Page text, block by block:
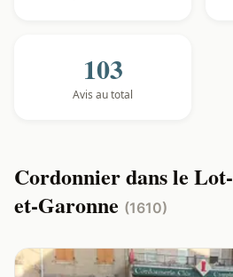
103
Avis au total
Cordonnier dans le Lot-
et-Garonne (1610)